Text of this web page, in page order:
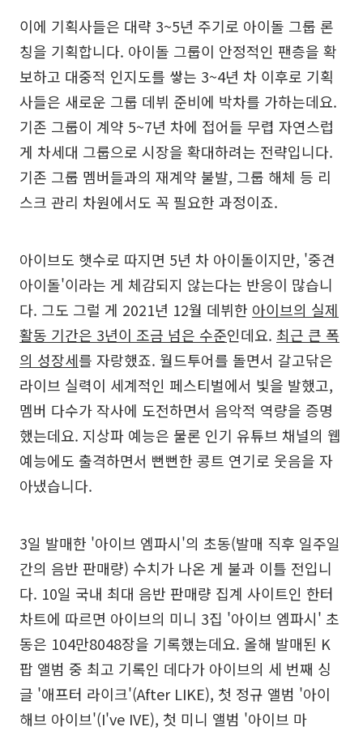
이에 기획사들은 대략 3~5년 주기로 아이돌 그룹 론
칭을 기획합니다. 아이돌 그룹이 안정적인 팬층을 확
보하고 대중적 인지도를 쌓는 3~4년 차 이후로 기획
사들은 새로운 그룹 데뷔 준비에 박차를 가하는데요.
기존 그룹이 계약 5~7년 차에 접어들 무렵 자연스럽
게 차세대 그룹으로 시장을 확대하려는 전략입니다.
기존 그룹 멤버들과의 재계약 불발, 그룹 해체 등 리
스크 관리 차원에서도 꼭 필요한 과정이죠.
아이브도 햇수로 따지면 5년 차 아이돌이지만, '중견
아이돌'이라는 게 체감되지 않는다는 반응이 많습니
다. 그도 그럴 게 2021년 12월 데뷔한 아이브의 실제
활동 기간은 3년이 조금 넘은 수준인데요. 최근 큰 폭
의 성장세를 자랑했죠. 월드투어를 돌면서 갈고닦은
라이브 실력이 세계적인 페스티벌에서 빛을 발했고,
멤버 다수가 작사에 도전하면서 음악적 역량을 증명
했는데요. 지상파 예능은 물론 인기 유튜브 채널의 웹
예능에도 출격하면서 뻔뻔한 콩트 연기로 웃음을 자
아냈습니다.
3일 발매한 '아이브 엠파시'의 초동(발매 직후 일주일
간의 음반 판매량) 수치가 나온 게 불과 이틀 전입니
다. 10일 국내 최대 음반 판매량 집계 사이트인 한터
차트에 따르면 아이브의 미니 3집 '아이브 엠파시' 초
동은 104만8048장을 기록했는데요. 올해 발매된 K
팝 앨범 중 최고 기록인 데다가 아이브의 세 번째 싱
글 '애프터 라이크'(After LIKE), 첫 정규 앨범 '아이
해브 아이브'(I've IVE), 첫 미니 앨범 '아이브 마